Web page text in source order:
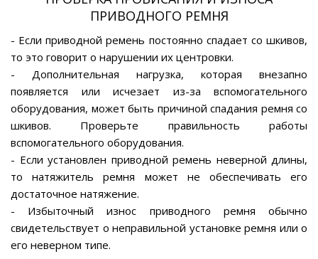
ПРИВОДНОГО РЕМНЯ
- Если приводной ремень постоянно спадает со шкивов,
то это говорит о нарушении их центровки.
- Дополнительная нагрузка, которая внезапно
появляется или исчезает из-за вспомогательного
оборудования, может быть причиной спадания ремня со
шкивов. Проверьте правильность работы
вспомогательного оборудования.
- Если установлен приводной ремень неверной длины,
то натяжитель ремня может не обеспечивать его
достаточное натяжение.
- Избыточный износ приводного ремня обычно
свидетельствует о неправильной установке ремня или о
его неверном типе.